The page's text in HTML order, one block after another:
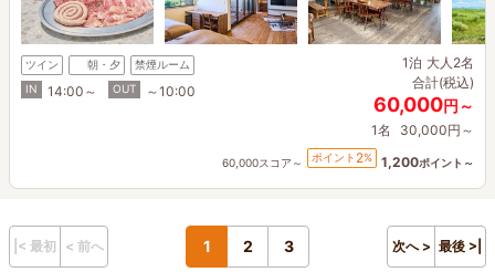
ツイン 朝・夕
禁煙ルーム
IN
14:00～ OUT ～10:00
1泊 大人2名
合計(税込)
60,000円～
1名 30,000円～
60,000スコア～ ポイント 2% 1,200ポイント～
|< 最初 < 前へ 1 2 3 次へ > 最後 >|